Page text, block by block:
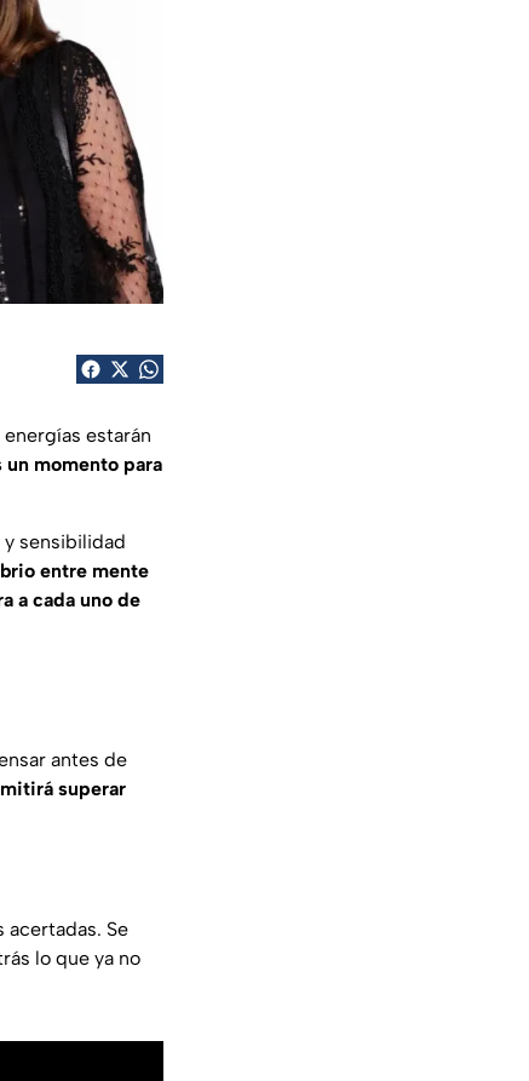
estarán
un momento para
sensibilidad
entre mente
a cada uno de
antes de
superar
Se
lo que ya no